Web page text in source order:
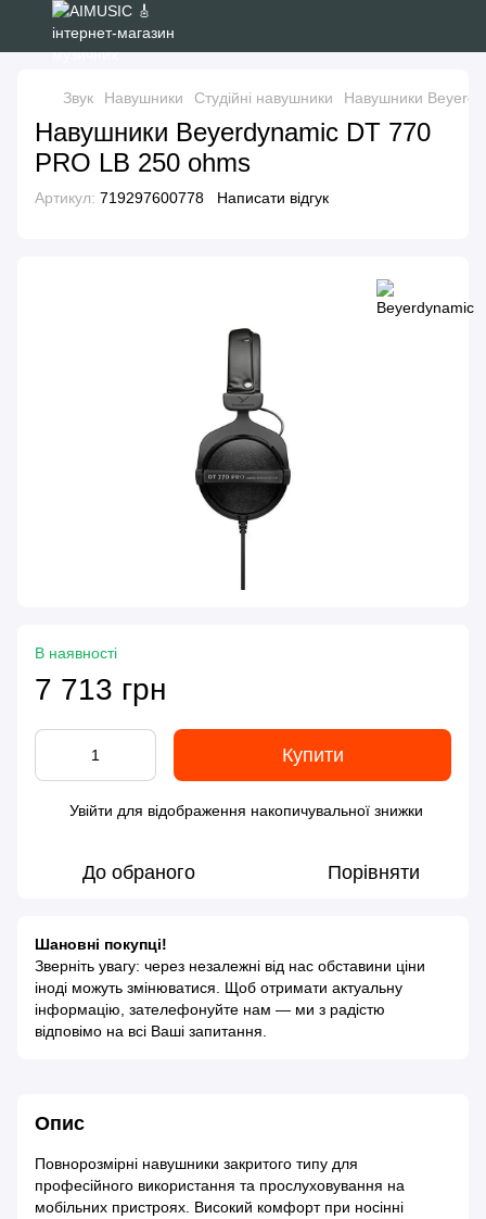
Звук Навушники Студійні навушники Навушники
Навушники Beyerdynamic DT 770
PRO LB 250 ohms
Артикул: 719297600778 Написати відгук
В наявності
7 713 грн
Купити
Увійти для відображення накопичувальної знижки
До обраного Порівняти
Шановні покупці!
Зверніть увагу: через незалежні від нас обставини ціни
іноді можуть змінюватися. Щоб отримати актуальну
інформацію, зателефонуйте нам — ми з радістю
відповімо на всі Ваші запитання.
Опис
Повнорозмірні навушники закритого типу для
професійного використання та прослуховування на
мобільних пристроях. Високий комфорт при носінні